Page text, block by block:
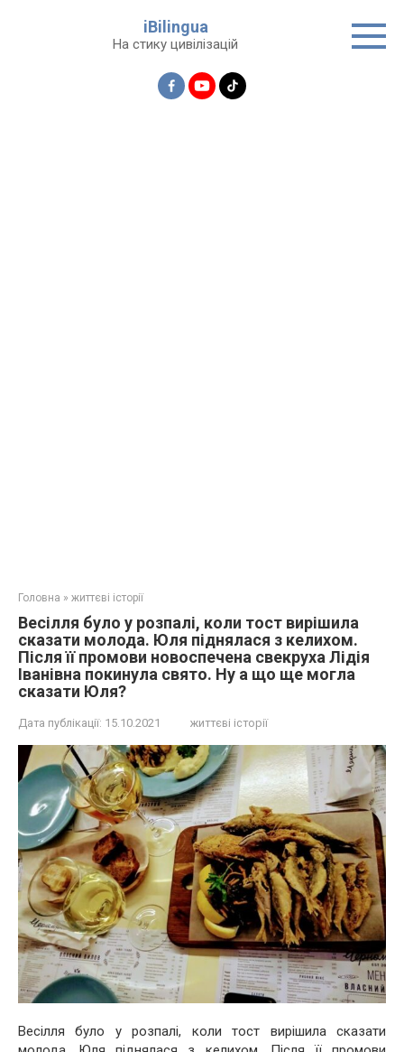
iBilingua
На стику цивілізацій
Головна » життєві історії
Весілля було у розпалі, коли тост вирішила
сказати молода. Юля піднялася з келихом.
Після її промови новоспечена свекруха Лідія
Іванівна покинула свято. Ну а що ще могла
сказати Юля?
Дата публікації: 15.10.2021 життєві історії
Весілля було у розпалі, коли тост вирішила сказати